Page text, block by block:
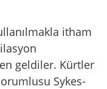
itham
geldiler. Kürtler
Sykes-